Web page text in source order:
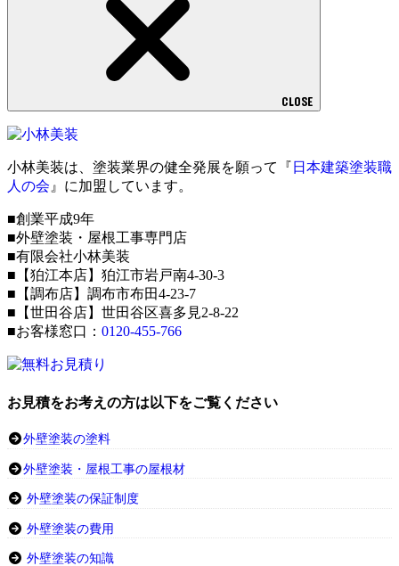
CLOSE
小林美装は、塗装業界の健全発展を願って『 日本建築塗装職
人の会 』に加盟しています。
■創業平成9年
■外壁塗装・屋根工事専門店
■有限会社小林美装
■【狛江本店】狛江市岩戸南4-30-3
■【調布店】調布市布田4-23-7
■【世田谷店】世田谷区喜多見2-8-22
■お客様窓口： 0120-455-766
お見積をお考えの方は以下をご覧ください
外壁塗装の塗料
外壁塗装・屋根工事の屋根材
外壁塗装の保証制度
外壁塗装の費用
外壁塗装の知識